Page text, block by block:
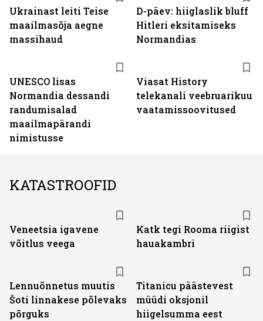
Ukrainast leiti Teise
maailmasõja aegne
massihaud
D-päev: hiiglaslik bluff
Hitleri eksitamiseks
Normandias
UNESCO lisas
Normandia dessandi
randumisalad
maailmapärandi
nimistusse
Viasat History
telekanali veebruarikuu
vaatamissoovitused
KATASTROOFID
Veneetsia igavene
võitlus veega
Katk tegi Rooma riigist
hauakambri
Lennuõnnetus muutis
Šoti linnakese põlevaks
põrguks
Titanicu päästevest
müüdi oksjonil
hiigelsumma eest